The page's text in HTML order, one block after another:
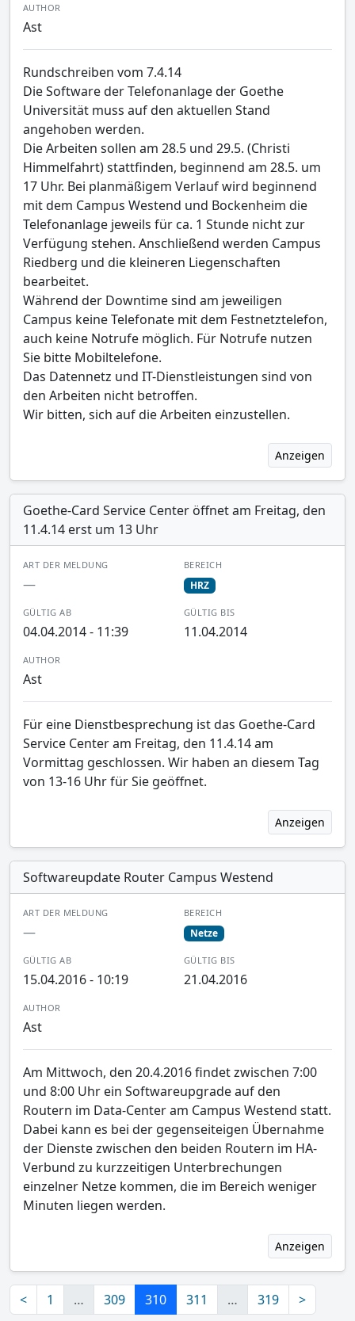
AUTHOR
Ast
Rundschreiben vom 7.4.14
Die Software der Telefonanlage der Goethe
Universität muss auf den aktuellen Stand
angehoben werden.
Die Arbeiten sollen am 28.5 und 29.5. (Christi
Himmelfahrt) stattfinden, beginnend am 28.5. um
17 Uhr. Bei planmäßigem Verlauf wird beginnend
mit dem Campus Westend und Bockenheim die
Telefonanlage jeweils für ca. 1 Stunde nicht zur
Verfügung stehen. Anschließend werden Campus
Riedberg und die kleineren Liegenschaften
bearbeitet.
Während der Downtime sind am jeweiligen
Campus keine Telefonate mit dem Festnetztelefon,
auch keine Notrufe möglich. Für Notrufe nutzen
Sie bitte Mobiltelefone.
Das Datennetz und IT-Dienstleistungen sind von
den Arbeiten nicht betroffen.
Wir bitten, sich auf die Arbeiten einzustellen.
Anzeigen
Goethe-Card Service Center öffnet am Freitag, den
11.4.14 erst um 13 Uhr
ART DER MELDUNG
—
BEREICH
HRZ
GÜLTIG AB
04.04.2014 - 11:39
GÜLTIG BIS
11.04.2014
AUTHOR
Ast
Für eine Dienstbesprechung ist das Goethe-Card
Service Center am Freitag, den 11.4.14 am
Vormittag geschlossen. Wir haben an diesem Tag
von 13-16 Uhr für Sie geöffnet.
Anzeigen
Softwareupdate Router Campus Westend
ART DER MELDUNG
—
BEREICH
Netze
GÜLTIG AB
15.04.2016 - 10:19
GÜLTIG BIS
21.04.2016
AUTHOR
Ast
Am Mittwoch, den 20.4.2016 findet zwischen 7:00
und 8:00 Uhr ein Softwareupgrade auf den
Routern im Data-Center am Campus Westend statt.
Dabei kann es bei der gegenseiteigen Übernahme
der Dienste zwischen den beiden Routern im HA-
Verbund zu kurzzeitigen Unterbrechungen
einzelner Netze kommen, die im Bereich weniger
Minuten liegen werden.
Anzeigen
< 1 … 309 310 311 … 319 >